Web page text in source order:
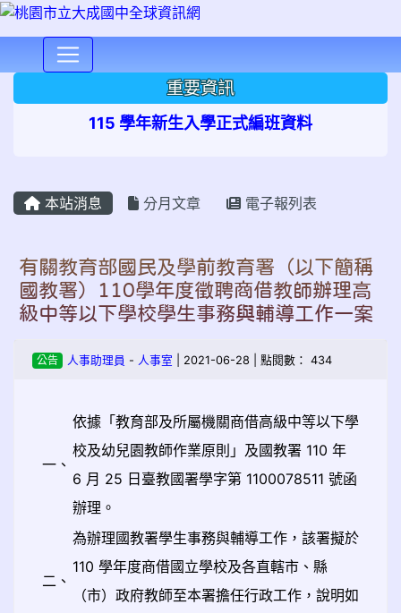
重要資訊
115 學年新生入學正式編班資料
本站消息 分月文章 電子報列表
有關教育部國民及學前教育署（以下簡稱
國教署）110學年度徵聘商借教師辦理高
級中等以下學校學生事務與輔導工作一案
公告 人事助理員 - 人事室 | 2021-06-28 | 點閱數： 434
一、
依據「教育部及所屬機關商借高級中等以下學
校及幼兒園教師作業原則」及國教署 110 年
6 月 25 日臺教國署學字第 1100078511 號函
辦理。
二、
為辦理國教署學生事務與輔導工作，該署擬於
110 學年度商借國立學校及各直轄市、縣
（市）政府教師至本署擔任行政工作，說明如